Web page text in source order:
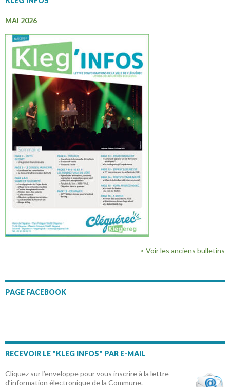
MAI 2026
> Voir les anciens bulletins
PAGE FACEBOOK
RECEVOIR LE "KLEG INFOS" PAR E-MAIL
Cliquez sur l’enveloppe pour vous inscrire à la lettre
d’information électronique de la Commune.